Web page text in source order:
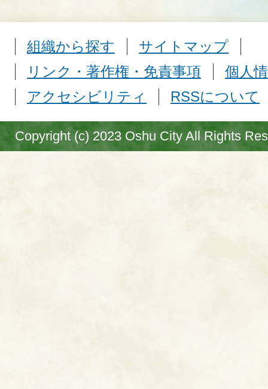
組織から探す
サイトマップ
リンク・著作権・免責事項
個人
アクセシビリティ
RSSについて
Copyright (c) 2023 Oshu City All Rights